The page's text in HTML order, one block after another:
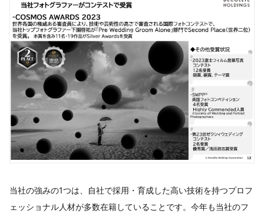
当社の強みの1つは、自社で採用・育成した高い技術を持つプロフ
ェッショナル人材が多数在籍していることです。今年も当社のフ